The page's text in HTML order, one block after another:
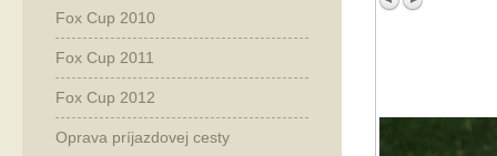
Fox Cup 2010
Fox Cup 2011
Fox Cup 2012
Oprava príjazdovej cesty